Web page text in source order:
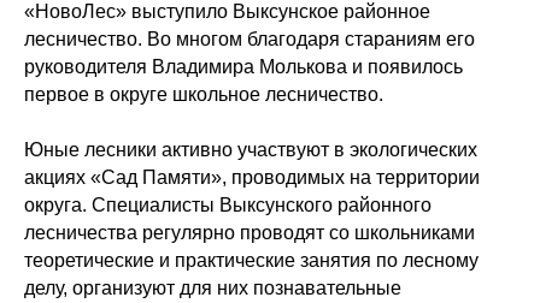
«НовоЛес» выступило Выксунское районное
лесничество. Во многом благодаря стараниям его
руководителя Владимира Молькова и появилось
первое в округе школьное лесничество.
Юные лесники активно участвуют в экологических
акциях «Сад Памяти», проводимых на территории
округа. Специалисты Выксунского районного
лесничества регулярно проводят со школьниками
теоретические и практические занятия по лесному
делу, организуют для них познавательные